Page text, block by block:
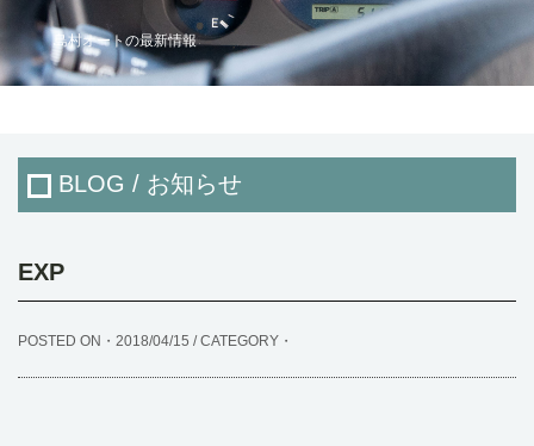
島村オートの最新情報
BLOG / お知らせ
EXP
POSTED ON・2018/04/15 / CATEGORY・